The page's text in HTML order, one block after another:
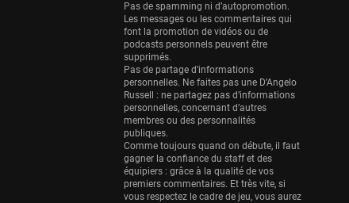
Sacramento Kings
24 sessions
Utah Jazz
22 sessions
Toronto Raptors
18 sessions
REVERSE
11 sessions
Bleues
Pas de spamming ni d’autopromotion.
Les messages ou les commentaires qui
font la promotion de vidéos ou de
podcasts personnels peuvent être
supprimés.
Pas de partage d’informations
personnelles. Ne faites pas une D’Angelo
Russell : ne partagez pas d’informations
personnelles, concernant d’autres
membres ou des personnalités
publiques.
Comme toujours quand on débute, il faut
gagner la confiance du staff et des
équipiers : grâce à la qualité de vos
premiers commentaires. Et très vite, si
vous respectez le cadre de jeu, vous aurez